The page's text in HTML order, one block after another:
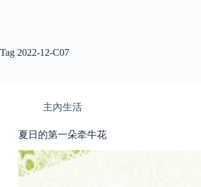
Tag 2022-12-C07
主內生活
夏日的第一朵牵牛花